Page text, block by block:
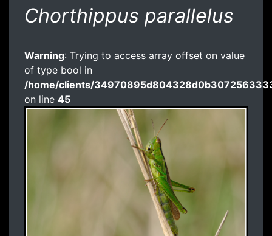
Chorthippus parallelus
Warning: Trying to access array offset on value
of type bool in
/home/clients/
on line 45